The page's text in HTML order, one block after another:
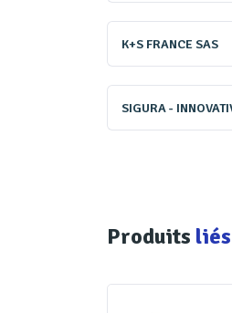
K+S FRANCE SAS
SIGURA -
Produits liés